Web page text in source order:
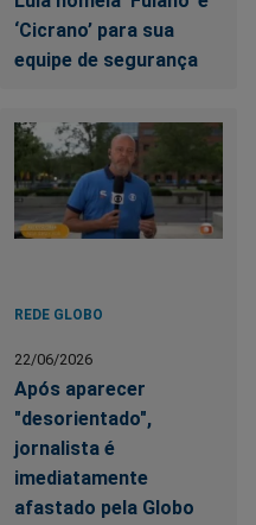
‘Cicrano’ para sua
equipe de segurança
REDE GLOBO
22/06/2026
Após aparecer
"desorientado",
jornalista é
imediatamente
afastado pela Globo